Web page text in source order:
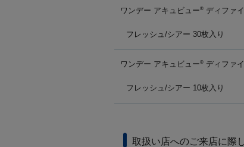
ワンデー アキュビュー® ディファ
フレッシュ/シアー 30枚入り
ワンデー アキュビュー® ディファ
フレッシュ/シアー 10枚入り
取扱い店へのご来店に際